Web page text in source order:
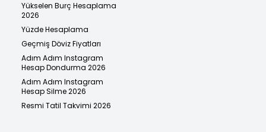
Yükselen Burç Hesaplama
2026
Yüzde Hesaplama
Geçmiş Döviz Fiyatları
Adım Adım Instagram
Hesap Dondurma 2026
Adım Adım Instagram
Hesap Silme 2026
Resmi Tatil Takvimi 2026